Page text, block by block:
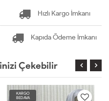
Hızlı Kargo İmkanı
Kapıda Ödeme İmkanı
Çekebilir
KARGO
BEDAVA